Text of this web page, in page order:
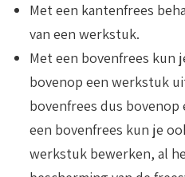
Met een kantenfrees
van een werkstuk.
Met een bovenfrees kun
bovenop een werkstuk
bovenfrees dus
een bovenfrees kun je
werkstuk bewerken, al